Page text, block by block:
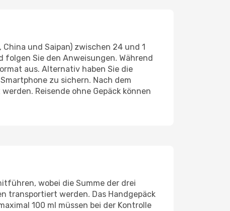
und Saipan) zwischen 24 und 1
Sie den Anweisungen. Während
aus. Alternativ haben Sie die
zu sichern. Nach dem
Reisende ohne Gepäck können
wobei die Summe der drei
transportiert werden. Das Handgepäck
100 ml müssen bei der Kontrolle